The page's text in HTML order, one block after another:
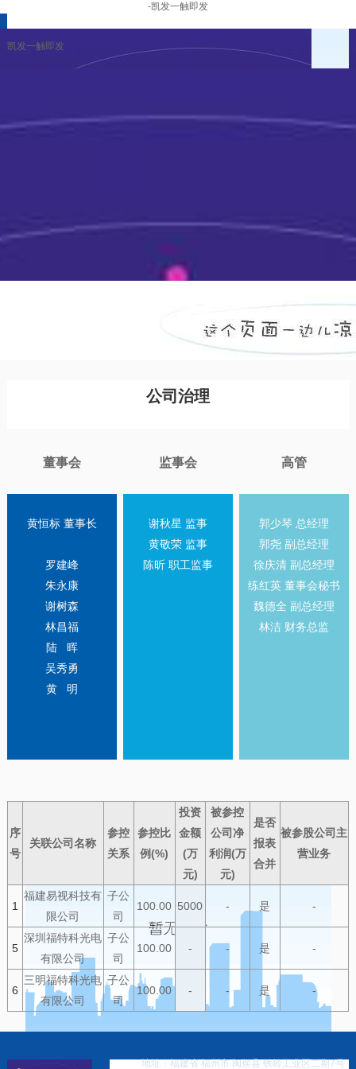
-凯发一触即发
凯发一触即发
公司治理
董事会 监事会 高管
黄恒标 董事长
罗建峰
朱永康
谢树森
林昌福
陆 晖
吴秀勇
黄 明
谢秋星 监事
黄敬荣 监事
陈昕 职工监事
郭少琴 总经理
郭尧 副总经理
徐庆清 副总经理
练红英 董事会秘书
魏德全 副总经理
林洁 财务总监
序
号
关联公司名称
参控
关系
参控比
例(%)
投资
金额
(万
元)
被参控
公司净
利润(万
元)
是否
报表
合并
被参股公司主
营业务
1
福建易视科技有
限公司
子公
司
100.00 5000 - 是 -
5
深圳福特科光电
有限公司
子公
司
100.00 - - 是 -
6
三明福特科光电
有限公司
子公
司
100.00 - - 是 -
地址：福建省 福州市 闽侯县 铁岭工业区二期7号